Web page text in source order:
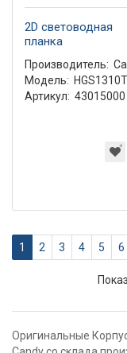
2D световодная
планка
Производитель:
Модель:
Артикул: 43015000
1 2 3 4 5 6
Оригинальные